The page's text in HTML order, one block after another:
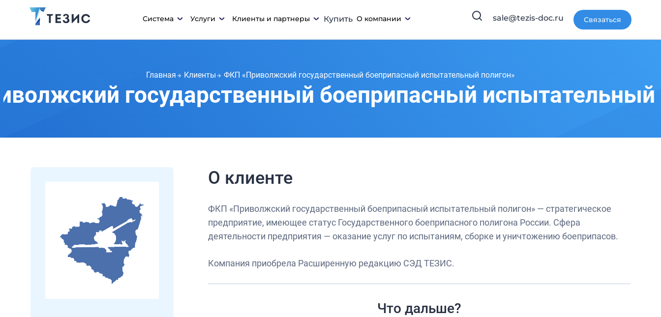
Система Услуги Клиенты и партнеры Купить О компании sale@tezis-doc.ru Связаться
Главная Клиенты ФКП «Приволжский государственный боеприпасный испытательный полигон»
государственный боеприпасный испытательный
О клиенте
ФКП «Приволжский государственный боеприпасный испытательный полигон» — стратегическое
предприятие, имеющее статус Государственного боеприпасного полигона России. Сфера
деятельности предприятия — оказание услуг по испытаниям, сборке и уничтожению боеприпасов.
Компания приобрела Расширенную редакцию СЭД ТЕЗИС.
Что дальше?